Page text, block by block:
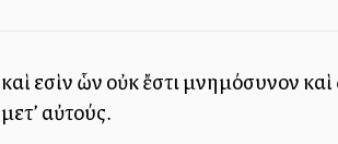
καὶ εἰσὶν ὧν οὐκ ἔστι μνημόσυνον
μετ’ αὐτούς.